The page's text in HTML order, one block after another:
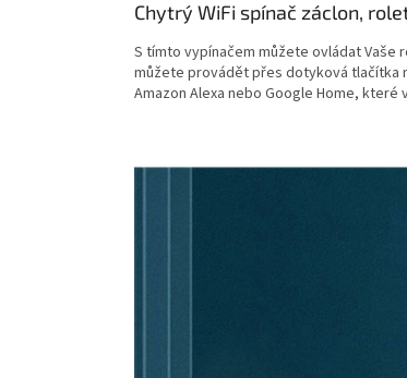
Chytrý WiFi spínač záclon,
S tímto vypínačem můžete ovládat
můžete provádět přes dotyková tlačítka
Amazon Alexa nebo Google Home,